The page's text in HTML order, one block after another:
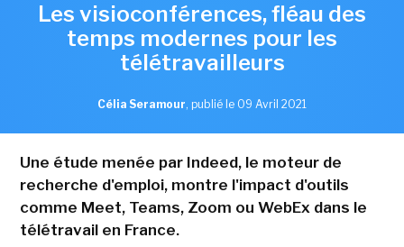
Les visioconférences, fléau des
temps modernes pour les
télétravailleurs
Célia Seramour, publié le 09 Avril 2021
Une étude menée par Indeed, le moteur de
recherche d'emploi, montre l'impact d'outils
comme Meet, Teams, Zoom ou WebEx dans le
télétravail en France.